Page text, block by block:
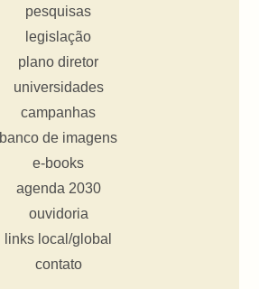
pesquisas
legislação
plano diretor
universidades
campanhas
banco de imagens
e-books
agenda 2030
ouvidoria
links local/global
contato